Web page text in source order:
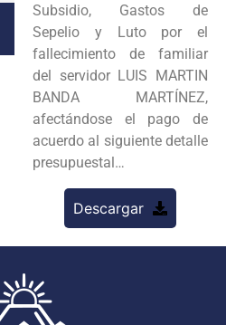
Subsidio, Gastos de
Sepelio y Luto por el
fallecimiento de familiar
del servidor LUIS MARTIN
BANDA MARTÍNEZ,
afectándose el pago de
acuerdo al siguiente detalle
presupuestal…
Descargar